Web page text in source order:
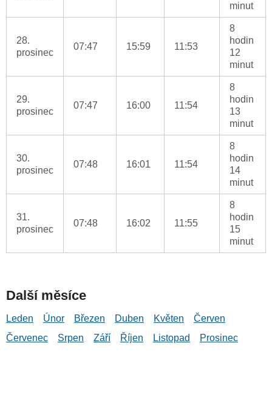
minut
28.
prosinec
07:47 15:59 11:53
8
hodin
12
minut
29.
prosinec
07:47 16:00 11:54
8
hodin
13
minut
30.
prosinec
07:48 16:01 11:54
8
hodin
14
minut
31.
prosinec
07:48 16:02 11:55
8
hodin
15
minut
Další měsíce
Leden Únor Březen Duben Květen
Červen
Červenec
Srpen Září Říjen Listopad Prosinec